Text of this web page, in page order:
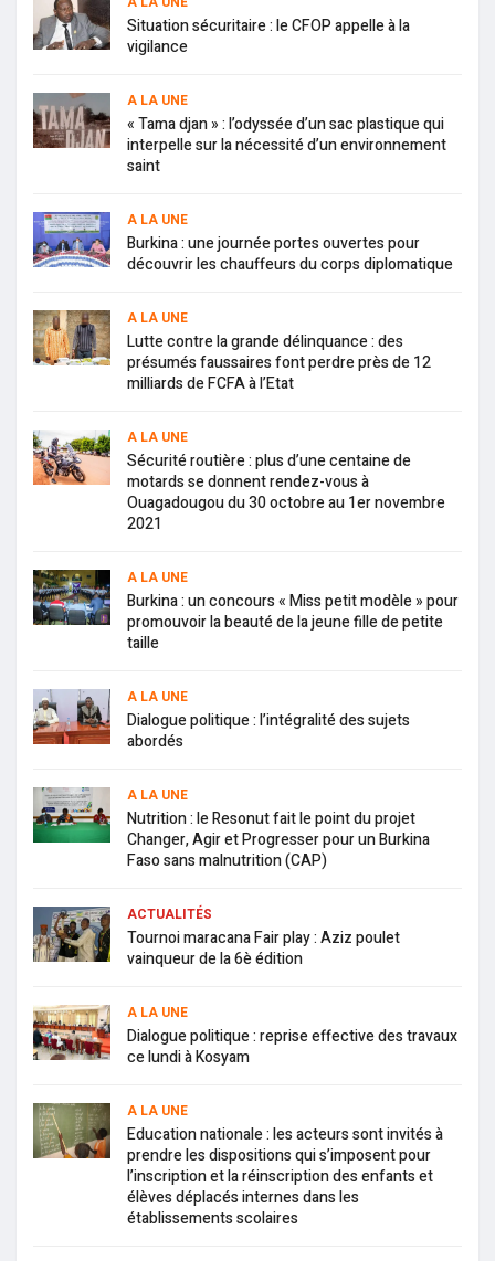
Situation sécuritaire : le CFOP appelle à la
vigilance
A LA UNE
« Tama djan » : l’odyssée d’un sac plastique qui
interpelle sur la nécessité d’un environnement
saint
A LA UNE
Burkina : une journée portes ouvertes pour
découvrir les chauffeurs du corps diplomatique
A LA UNE
Lutte contre la grande délinquance : des
présumés faussaires font perdre près de 12
milliards de FCFA à l’Etat
A LA UNE
Sécurité routière : plus d’une centaine de
motards se donnent rendez-vous à
Ouagadougou du 30 octobre au 1er novembre
2021
A LA UNE
Burkina : un concours « Miss petit modèle » pour
promouvoir la beauté de la jeune fille de petite
taille
A LA UNE
Dialogue politique : l’intégralité des sujets
abordés
A LA UNE
Nutrition : le Resonut fait le point du projet
Changer, Agir et Progresser pour un Burkina
Faso sans malnutrition (CAP)
ACTUALITÉS
Tournoi maracana Fair play : Aziz poulet
vainqueur de la 6è édition
A LA UNE
Dialogue politique : reprise effective des travaux
ce lundi à Kosyam
A LA UNE
Education nationale : les acteurs sont invités à
prendre les dispositions qui s’imposent pour
l’inscription et la réinscription des enfants et
élèves déplacés internes dans les
établissements scolaires